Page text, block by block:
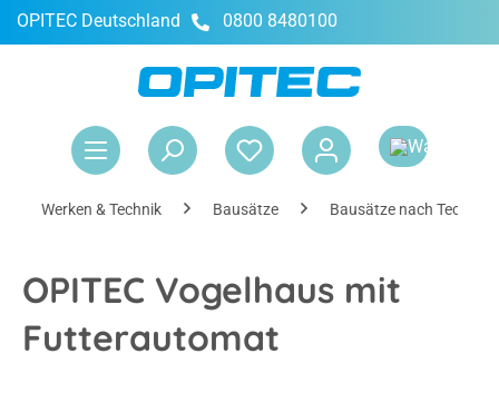
springen
OPITEC Deutschland 0800 8480100
Werken & Technik Bausätze Bausätze nach Technik
OPITEC Vogelhaus mit
Futterautomat